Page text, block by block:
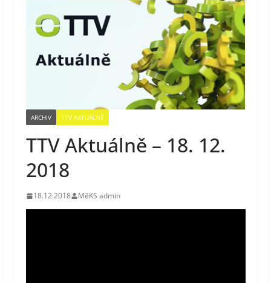
ARCHIV TTV AKTUÁLNĚ
TTV Aktuálně – 18. 12.
2018
18.12.2018 MěKS admin